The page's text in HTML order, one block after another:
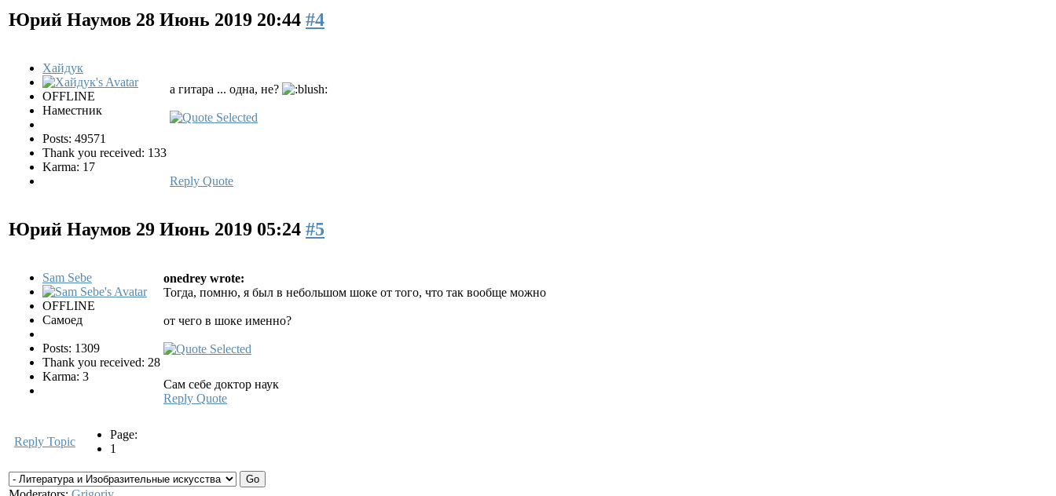
Юрий Наумов 28 Июнь 2019 20:44 #4
Хайдук
OFFLINE
Наместник
Posts: 49571
Thank you received: 133
Karma: 17
а гитара ... одна, не?
Reply Quote
Юрий Наумов 29 Июнь 2019 05:24 #5
Sam Sebe
OFFLINE
Самоед
Posts: 1309
Thank you received: 28
Karma: 3
onedrey wrote:
Тогда, помню, я был в небольшом шоке от того, что так вообще можно
от чего в шоке именно?
Сам себе доктор наук
Reply Quote
Reply Topic
Page:
1